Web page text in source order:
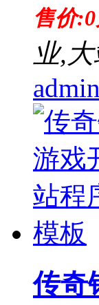
售价
业,
admin
传奇